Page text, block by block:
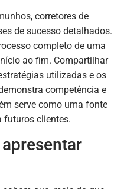
corretores de
de sucesso detalhados.
completo de uma
ao fim. Compartilhar
utilizadas e os
competência e
serve como uma fonte
futuros clientes.